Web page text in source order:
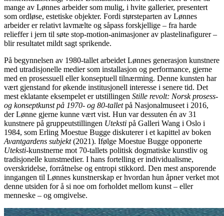
mange av Lønnes arbeider som mulig, i hvite gallerier, presentert
som ordløse, estetiske objekter. Fordi størsteparten av Lønnes
arbeider er relativt lavmælte og såpass forskjellige – fra harde
relieffer i jern til søte stop-motion-animasjoner av plastelinafigurer –
blir resultatet mildt sagt sprikende.
På begynnelsen av 1980-tallet arbeidet Lønnes generasjon kunstnere
med utradisjonelle medier som installasjon og performance, gjerne
med en prosessuell eller konseptuell tilnærming. Denne kunsten har
vært gjenstand for økende institusjonell interesse i senere tid. Det
mest eklatante eksempelet er utstillingen Stille revolt: Norsk prosess-
og konseptkunst på 1970- og 80-talletpå Nasjonalmuseet i 2016,
der Lønne gjerne kunne vært vist. Hun var dessuten én av 31
kunstnere på gruppeutstillingen Uteksti på Galleri Wang i Oslo i
1984, som Erling Moestue Bugge diskuterer i et kapittel av boken
Avantgardens subjekt(2021). Ifølge Moestue Bugge opponerte
Uteksti-kunstnerne mot 70-tallets politisk dogmatiske kunstliv og
tradisjonelle kunstmedier. I hans fortelling er individualisme,
overskridelse, forråtnelse og entropi stikkord. Den mest ansporende
inngangen til Lønnes kunstnerskap er hvordan hun åpner verket mot
denne utsiden for å si noe om forholdet mellom kunst – eller
menneske – og omgivelse.